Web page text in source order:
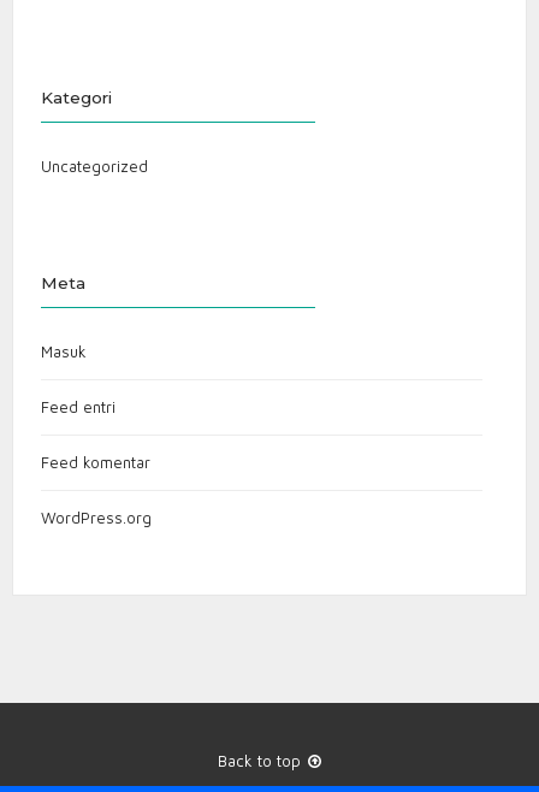
Kategori
Uncategorized
Meta
Masuk
Feed entri
Feed komentar
WordPress.org
Back to top